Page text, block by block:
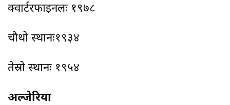
क्वार्टरफाइनलः १९७८
चौथो स्थानः१९३४
तेस्रो स्थानः १९५४
अल्जेरिया